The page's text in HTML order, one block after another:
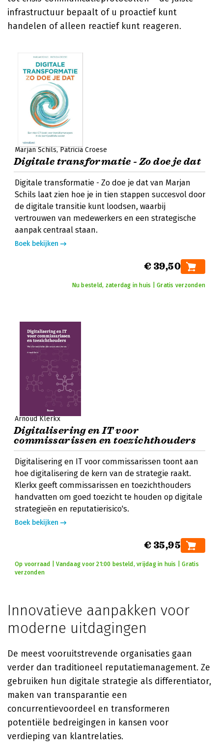
infrastructuur bepaalt of u proactief kunt
handelen of alleen reactief kunt reageren.
Marjan Schils Patricia Croese
Digitale transformatie - Zo doe je dat
Digitale transformatie - Zo doe je dat van Marjan
Schils laat zien hoe je in tien stappen succesvol door
de digitale transitie kunt loodsen, waarbij
vertrouwen van medewerkers en een strategische
aanpak centraal staan.
Boek bekijken
€ 39,50
Nu besteld, zaterdag in huis | Gratis verzonden
Arnoud Klerkx
Digitalisering en IT voor
commissarissen en toezichthouders
Digitalisering en IT voor commissarissen toont aan
hoe digitalisering de kern van de strategie raakt.
Klerkx geeft commissarissen en toezichthouders
handvatten om goed toezicht te houden op digitale
strategieën en reputatierisico's.
Boek bekijken
€ 35,95
Op voorraad | Vandaag voor 21:00 besteld, vrijdag in huis | Gratis
verzonden
Innovatieve aanpakken voor
moderne uitdagingen
De meest vooruitstrevende organisaties gaan
verder dan traditioneel reputatiemanagement. Ze
gebruiken hun digitale strategie als differentiator,
maken van transparantie een
concurrentievoordeel en transformeren
potentiële bedreigingen in kansen voor
verdieping van klantrelaties.